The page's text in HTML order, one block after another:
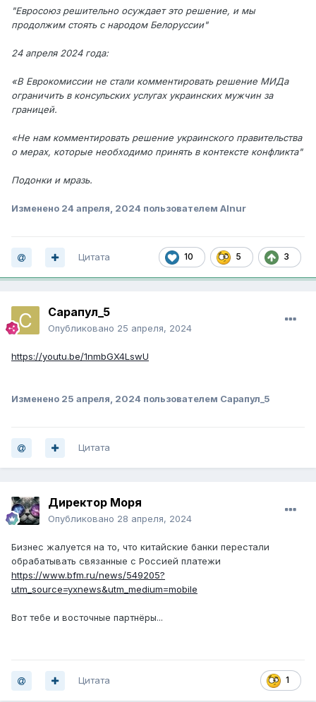
"Евросоюз решительно осуждает это решение, и мы
продолжим стоять с народом Белоруссии"
24 апреля 2024 года:
«В Еврокомиссии не стали комментировать решение МИДа
ограничить в консульских услугах украинских мужчин за
границей.
«Не нам комментировать решение украинского правительства
о мерах, которые необходимо принять в контексте конфликта"
Подонки и мразь.
Изменено 24 апреля, 2024 пользователем Alnur
10 5 3
Цитата
Сарапул_5
Опубликовано 25 апреля, 2024
https://youtu.be/1nmbGX4LswU
Изменено 25 апреля, 2024 пользователем Сарапул_5
Цитата
Директор Моря
Опубликовано 28 апреля, 2024
Бизнес жалуется на то, что китайские банки перестали
обрабатывать связанные с Россией платежи
https://www.bfm.ru/news/549205?
utm_source=yxnews&utm_medium=mobile
Вот тебе и восточные партнёры...
1
Цитата